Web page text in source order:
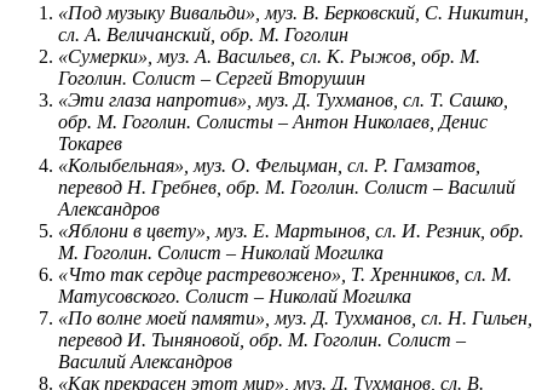
«Под музыку Вивальди», муз. В. Берковский, С. Никитин,
сл. А. Величанский, обр. М. Гоголин
«Сумерки», муз. А. Васильев, сл. К. Рыжов, обр. М.
Гоголин. Солист – Сергей Вторушин
«Эти глаза напротив», муз. Д. Тухманов, сл. Т. Сашко,
обр. М. Гоголин. Солисты – Антон Николаев, Денис
Токарев
«Колыбельная», муз. О. Фельцман, сл. Р. Гамзатов,
перевод Н. Гребнев, обр. М. Гоголин. Солист – Василий
Александров
«Яблони в цвету», муз. Е. Мартынов, сл. И. Резник, обр.
М. Гоголин. Солист – Николай Могилка
«Что так сердце растревожено», Т. Хренников, сл. М.
Матусовского. Солист – Николай Могилка
«По волне моей памяти», муз. Д. Тухманов, сл. Н. Гильен,
перевод И. Тыняновой, обр. М. Гоголин. Солист –
Василий Александров
«Как прекрасен этот мир», муз. Д. Тухманов, сл. В.